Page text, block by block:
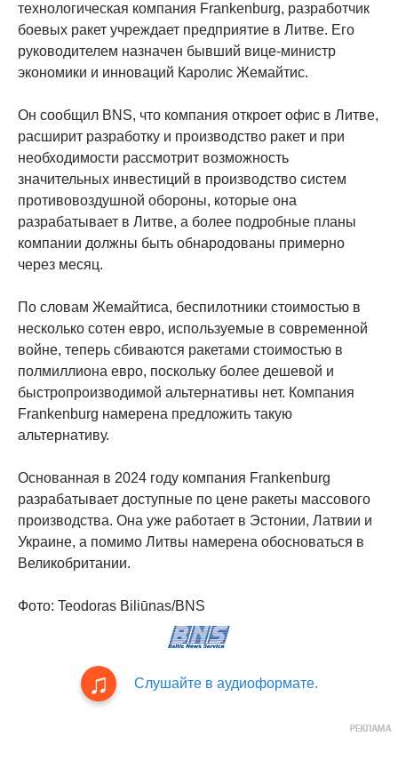
технологическая компания Frankenburg, разработчик
боевых ракет учреждает предприятие в Литве. Его
руководителем назначен бывший вице-министр
экономики и инноваций Каролис Жемайтис.
Он сообщил BNS, что компания откроет офис в Литве,
расширит разработку и производство ракет и при
необходимости рассмотрит возможность
значительных инвестиций в производство систем
противовоздушной обороны, которые она
разрабатывает в Литве, а более подробные планы
компании должны быть обнародованы примерно
через месяц.
По словам Жемайтиса, беспилотники стоимостью в
несколько сотен евро, используемые в современной
войне, теперь сбиваются ракетами стоимостью в
полмиллиона евро, поскольку более дешевой и
быстропроизводимой альтернативы нет. Компания
Frankenburg намерена предложить такую ​​
альтернативу.
Основанная в 2024 году компания Frankenburg
разрабатывает доступные по цене ракеты массового
производства. Она уже работает в Эстонии, Латвии и
Украине, а помимо Литвы намерена обосноваться в
Великобритании.
Фото: Teodoras Biliūnas/BNS
Слушайте в аудиоформате.